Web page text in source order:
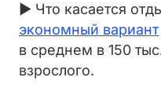
► Что касается
экономный вариант
в среднем в 150
взрослого.